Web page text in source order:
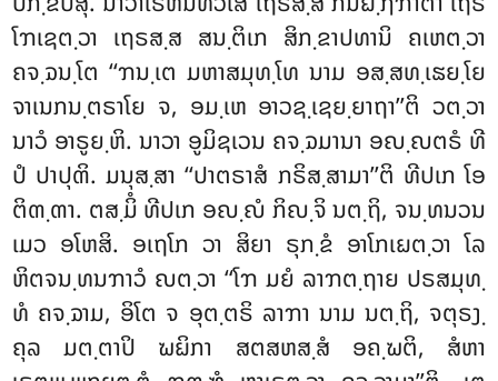
ໂຠເຊຕ຺ວາ ເຖຣສ຺ສ ສນ຺ຕິເກ ສິກ຺ຂາປທານິ ຄເຫຕ຺ວາ
ຄຈ຺ຉນ຺ໂຕ ‘‘ຠນ຺ເຕ ມຫາສມຸທ຺ໂທ ນາມ ອສ຺ສທ຺ເຘຍ຺ໂຍ
ຈາເນກນ຺ຕຣາໂຍ ຈ, ອມ຺ເຫ ອາວຊ຺ເຊຍ຺ຍາຖາ’’ຕິ ວຕ຺ວາ
ນາວໍ ອາຣູຍ຺ຫິ. ນາວາ ອູມິຊເວນ ຄຈ຺ຉມານາ ອຎ຺ຎຕຣໍ ທີ
ປໍ ປາປຸຓິ. ມນຸສ຺ສາ ‘‘ປາຕຣາສໍ ກຣິສ຺ສາມາ’’ຕິ ທີປເກ ໂອ
ຕິຓ຺ຓາ. ຕສ຺ມິໍ ທີປເກ ອຎ຺ຎໍ ກິຎ຺ຈິ ນຕ຺ຖິ, ຈນ຺ທນວນ
ເມວ ອໂຫສິ. ອເຖໂກ ວາ ສິຍາ ຣຸກ຺ຂໍ ອາໂກເຏຕ຺ວາ ໂລ
ຫິຕຈນ຺ທນຠາວໍ ຎຕ຺ວາ ‘‘ໂຠ ມຍໍ ລາຠຕ຺ຖາຍ ປຣສມຸທ຺
ທໍ ຄຈ຺ຉາມ, ອິໂຕ ຈ ອຸຕ຺ຕຣິ ລາຠາ ນາມ ນຕ຺ຖິ, ຈຕຸຣງ຺
ຄຸລ ມຕ຺ຕາປິ ຆຏິກາ ສຕສຫສ຺ສໍ ອຄ຺ຆຕິ, ສໍຫາ